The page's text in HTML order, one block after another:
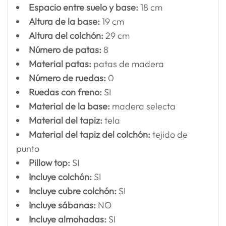
Espacio entre suelo y base: 18 cm
Altura de la base: 19 cm
Altura del colchón: 29 cm
Número de patas: 8
Material patas: patas de madera
Número de ruedas: 0
Ruedas con freno: SI
Material de la base: madera selecta
Material del tapiz: tela
Material del tapiz del colchón: tejido de
punto
Pillow top: SI
Incluye colchón: SI
Incluye cubre colchón: SI
Incluye sábanas: NO
Incluye almohadas: SI